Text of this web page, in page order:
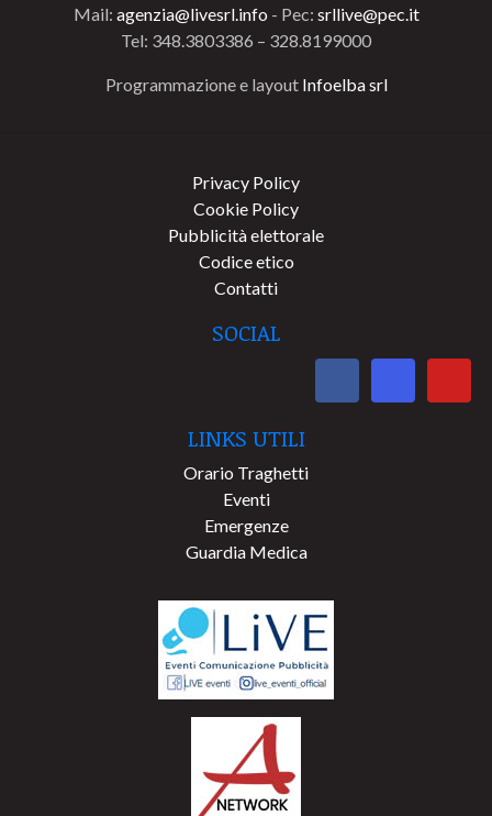
Mail: agenzia@livesrl.info - Pec: srllive@pec.it
Tel: 348.3803386 – 328.8199000
Programmazione e layout Infoelba srl
Privacy Policy
Cookie Policy
Pubblicità elettorale
Codice etico
Contatti
SOCIAL
LINKS UTILI
Orario Traghetti
Eventi
Emergenze
Guardia Medica